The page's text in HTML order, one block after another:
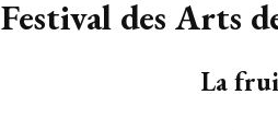
Festival des Arts
La